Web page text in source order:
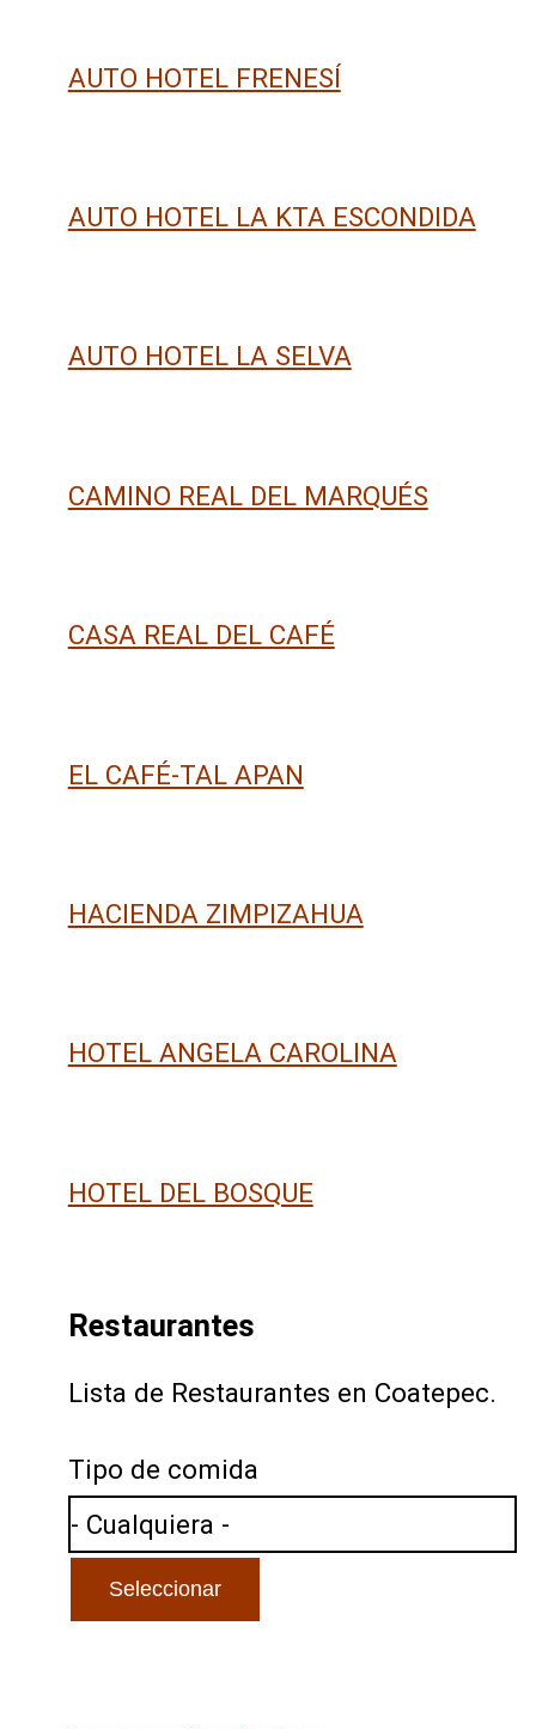
AUTO HOTEL FRENESÍ
AUTO HOTEL LA KTA ESCONDIDA
AUTO HOTEL LA SELVA
CAMINO REAL DEL MARQUÉS
CASA REAL DEL CAFÉ
EL CAFÉ-TAL APAN
HACIENDA ZIMPIZAHUA
HOTEL ANGELA CAROLINA
HOTEL DEL BOSQUE
Restaurantes
Lista de Restaurantes en Coatepec.
Tipo de comida